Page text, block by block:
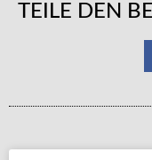
TEILE DEN